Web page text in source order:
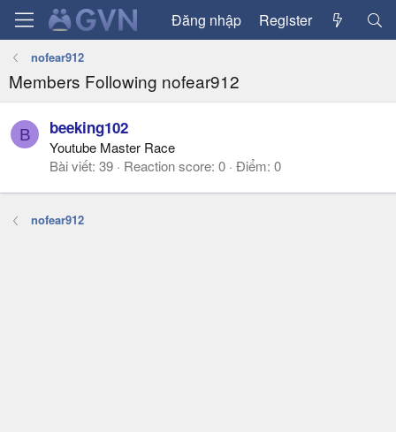
Đăng nhập Register
nofear912
Members Following nofear912
B beeking102
Youtube Master Race
Bài viết 39 Reaction score 0 Điểm 0
nofear912